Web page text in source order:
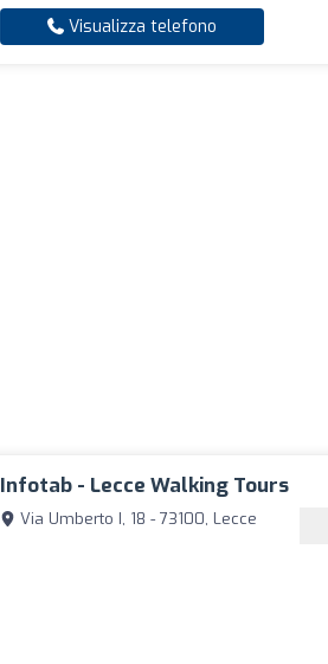
Visualizza telefono
Infotab - Lecce Walking Tours
Via Umberto I, 18 - 73100, Lecce